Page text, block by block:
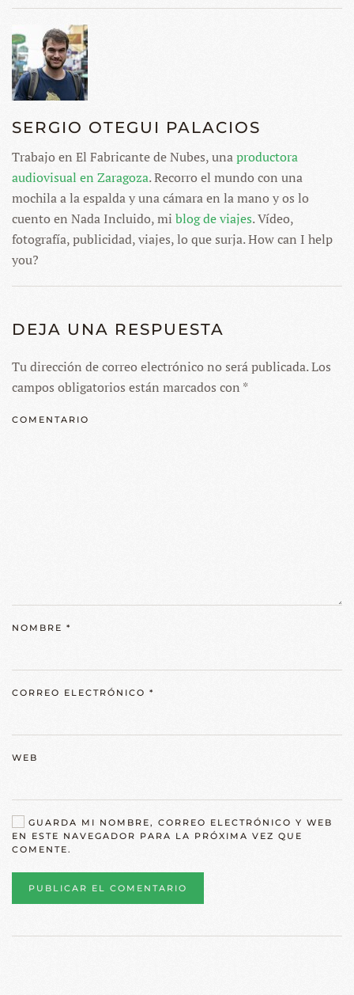
SERGIO OTEGUI PALACIOS
Trabajo en El Fabricante de Nubes, unaproductora
audiovisual en Zaragoza. Recorro el mundo con una
mochila a la espalda y una cámara en la mano y os lo
cuento en Nada Incluido, mi blog de viajes. Vídeo,
fotografía, publicidad, viajes, lo que surja. How can I help
you?
DEJA UNA RESPUESTA
Tu dirección de correo electrónico no será publicada. Los
campos obligatorios están marcados con *
COMENTARIO
NOMBRE *
CORREO ELECTRÓNICO *
WEB
GUARDA MI NOMBRE, CORREO ELECTRÓNICO Y WEB
EN ESTE NAVEGADOR PARA LA PRÓXIMA VEZ QUE
COMENTE.
PUBLICAR EL COMENTARIO